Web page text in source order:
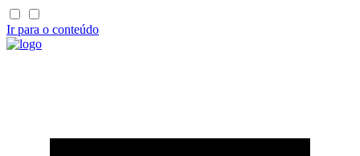
Ir para o conteúdo